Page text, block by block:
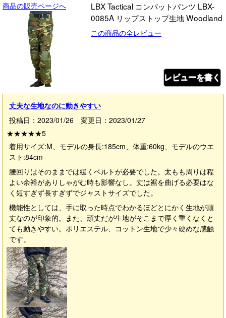
商品の販売ページへ
LBX Tactical コンバットパンツ LBX-
0085A リップストップ生地 Woodland
この商品の全レビュー
レビューを書く
丈夫な生地なのに動きやすい
投稿日：2023/01/26 変更日：2023/01/27
★★★★★5
着用サイズ:M、モデルの身長:185cm、体重:60kg、モデルのウエ
スト:84cm
腰回りはそのままでは緩くベルトが必要でした。太もも周りは程
よい余裕がありしゃがむ時も影響なし。丈は裾を曲げる必要はな
く短すぎず長すぎずでジャストサイズでした。
機能性としては、手に取った時点でわかるほどとにかく生地が頑
丈なのが印象的。また、頑丈だが生地がそこまで厚く重くなくと
ても動きやすい。ポリエステル、コットン生地で少々硬めな感触
です。